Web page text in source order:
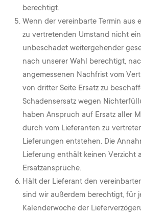
berechtigt.
Wenn der vereinbarte Termin aus
zu vertretenden Umstand nicht
unbeschadet weitergehender
nach unserer Wahl berechtigt,
angemessenen Nachfrist vom
von dritter Seite Ersatz zu
Schadensersatz wegen
haben Anspruch auf Ersatz aller
durch vom Lieferanten zu
Lieferungen entstehen. Die
Lieferung enthält keinen Verzicht
Ersatzansprüche.
Hält der Lieferant den
sind wir außerdem berechtigt, für
Kalenderwoche der